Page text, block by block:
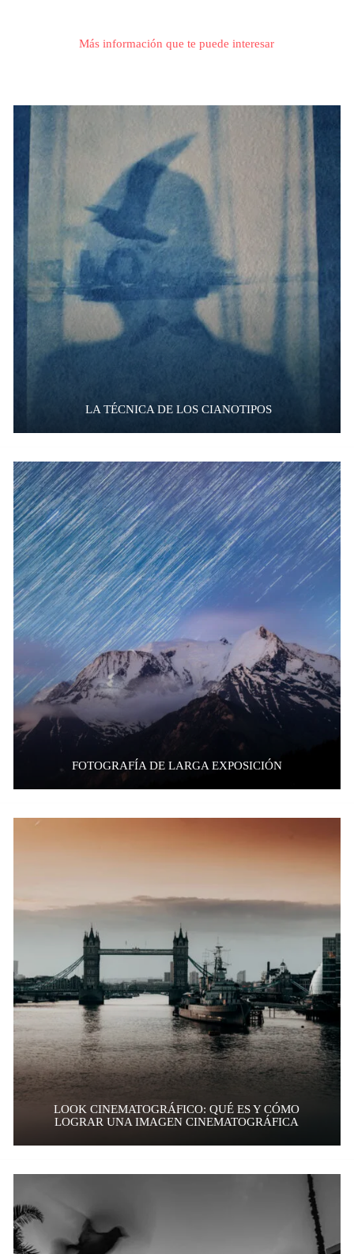
Más información que te puede interesar
LA TÉCNICA DE LOS CIANOTIPOS
FOTOGRAFÍA DE LARGA EXPOSICIÓN
LOOK CINEMATOGRÁFICO: QUÉ ES Y CÓMO
LOGRAR UNA IMAGEN CINEMATOGRÁFICA